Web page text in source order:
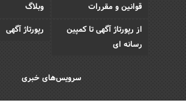
قوانین و مقررات
وبلاگ
از رپورتاژ آگهی تا کمپین
رسانه ای
رپورتاژ آگهی
سرویس‌های خبری